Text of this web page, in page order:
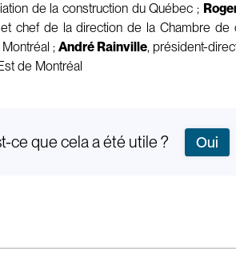
de la construction du Québec ;
chef de la direction de la Chambre de
Montréal ;André Rainville, président-
de Montréal
ce que cela a été utile ? Oui